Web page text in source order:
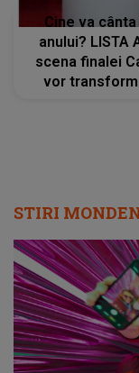
Cine va
anului? LISTA
scena finalei
vor
STIRI